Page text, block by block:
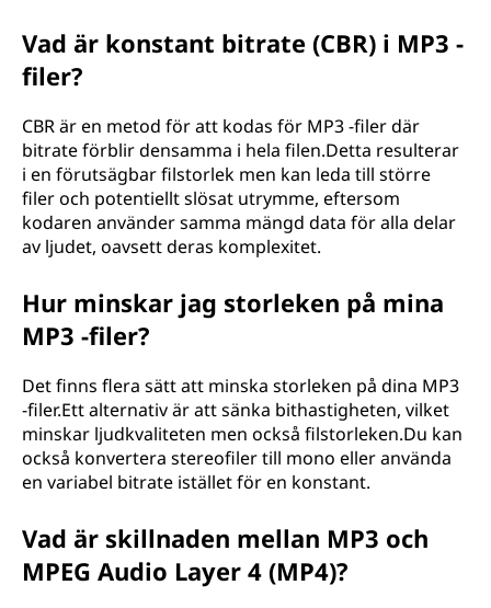
Vad är konstant bitrate (CBR) i MP3 -
filer?
CBR är en metod för att kodas för MP3 -filer där
bitrate förblir densamma i hela filen.Detta resulterar
i en förutsägbar filstorlek men kan leda till större
filer och potentiellt slösat utrymme, eftersom
kodaren använder samma mängd data för alla delar
av ljudet, oavsett deras komplexitet.
Hur minskar jag storleken på mina
MP3 -filer?
Det finns flera sätt att minska storleken på dina MP3
-filer.Ett alternativ är att sänka bithastigheten, vilket
minskar ljudkvaliteten men också filstorleken.Du kan
också konvertera stereofiler till mono eller använda
en variabel bitrate istället för en konstant.
Vad är skillnaden mellan MP3 och
MPEG Audio Layer 4 (MP4)?